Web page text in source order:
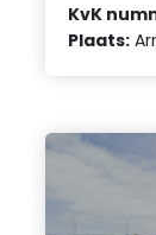
KvK
Plaats: